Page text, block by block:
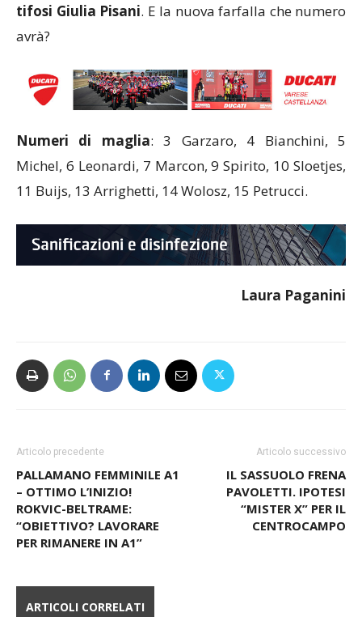
tifosi Giulia Pisani. E la nuova farfalla che numero
avrà?
Numeri di maglia: 3 Garzaro, 4 Bianchini, 5
Michel, 6 Leonardi, 7 Marcon, 9 Spirito, 10 Sloetjes,
11 Buijs, 13 Arrighetti, 14 Wolosz, 15 Petrucci.
Laura Paganini
Articolo precedente
PALLAMANO FEMMINILE A1
– OTTIMO L’INIZIO!
ROKVIC-BELTRAME:
“OBIETTIVO? LAVORARE
PER RIMANERE IN A1”
Articolo successivo
IL SASSUOLO FRENA
PAVOLETTI. IPOTESI
“MISTER X” PER IL
CENTROCAMPO
ARTICOLI CORRELATI